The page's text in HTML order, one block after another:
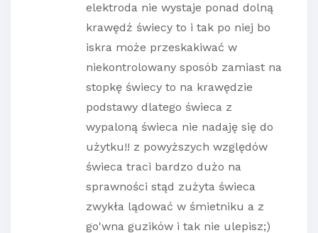
elektroda nie wystaje ponad dolną
krawędź świecy to i tak po niej bo
iskra może przeskakiwać w
niekontrolowany sposób zamiast na
stopkę świecy to na krawędzie
podstawy dlatego świeca z
wypaloną świeca nie nadaję się do
użytku!! z powyższych względów
świeca traci bardzo dużo na
sprawności stąd zużyta świeca
zwykła lądować w śmietniku a z
go'wna guzików i tak nie ulepisz;)